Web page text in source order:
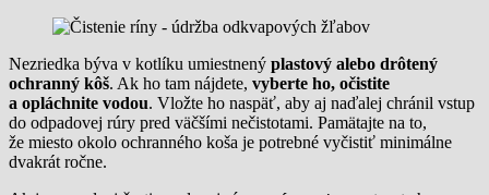
Nezriedka býva v kotlíku umiestnený plastový alebo drôtený
ochranný kôš. Ak ho tam nájdete, vyberte ho, očistite
a opláchnite vodou. Vložte ho naspäť, aby aj naďalej chránil vstup
do odpadovej rúry pred väčšími nečistotami. Pamätajte na to,
že miesto okolo ochranného koša je potrebné vyčistiť minimálne
dvakrát ročne.